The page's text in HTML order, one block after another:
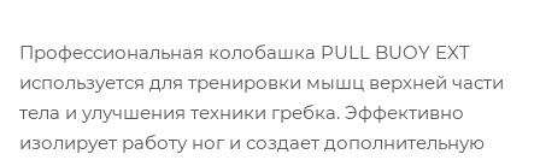
Профессиональная колобашка PULL BUOY EXT
используется для тренировки мышц верхней части
тела и улучшения техники гребка. Эффективно
изолирует работу ног и создает дополнительную